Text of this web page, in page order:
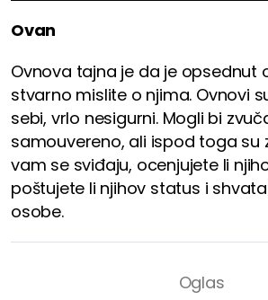
Ovan
Ovnova tajna je da je opsednut
stvarno mislite o njima. Ovnovi
sebi, vrlo nesigurni. Mogli bi
samouvereno, ali ispod toga su
vam se sviđaju, ocenjujete li
poštujete li njihov status i
osobe.